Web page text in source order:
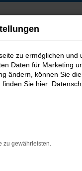
GmbH
zu ermöglichen und
Daten für Marketing
ändern, können Sie
Sie hier:
zu gewährleisten.